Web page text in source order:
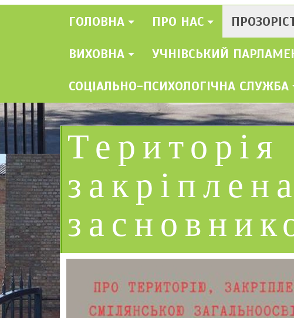
ГОЛОВНА ПРО НАС
ВИХОВНА УЧНІВСЬКИЙ
СОЦІАЛЬНО-ПСИХОЛОГІЧНА СЛУЖБА